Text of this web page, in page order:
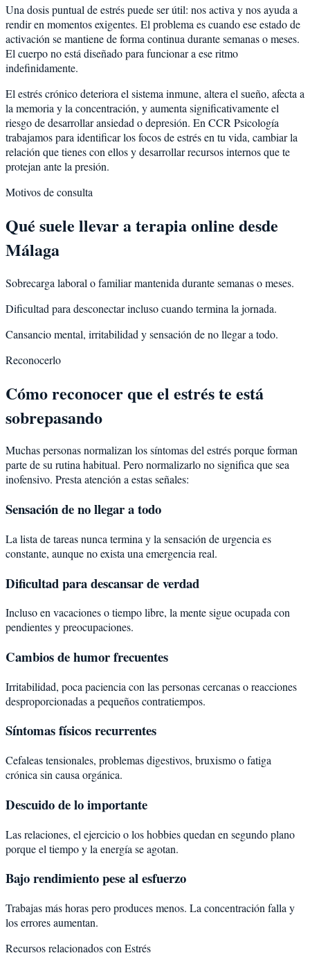
Una dosis puntual de estrés puede ser útil: nos activa y nos ayuda a
rendir en momentos exigentes. El problema es cuando ese estado de
activación se mantiene de forma continua durante semanas o meses.
El cuerpo no está diseñado para funcionar a ese ritmo
indefinidamente.
El estrés crónico deteriora el sistema inmune, altera el sueño, afecta a
la memoria y la concentración, y aumenta significativamente el
riesgo de desarrollar ansiedad o depresión. En CCR Psicología
trabajamos para identificar los focos de estrés en tu vida, cambiar la
relación que tienes con ellos y desarrollar recursos internos que te
protejan ante la presión.
Motivos de consulta
Qué suele llevar a terapia online desde
Málaga
Sobrecarga laboral o familiar mantenida durante semanas o meses.
Dificultad para desconectar incluso cuando termina la jornada.
Cansancio mental, irritabilidad y sensación de no llegar a todo.
Reconocerlo
Cómo reconocer que el estrés te está
sobrepasando
Muchas personas normalizan los síntomas del estrés porque forman
parte de su rutina habitual. Pero normalizarlo no significa que sea
inofensivo. Presta atención a estas señales:
Sensación de no llegar a todo
La lista de tareas nunca termina y la sensación de urgencia es
constante, aunque no exista una emergencia real.
Dificultad para descansar de verdad
Incluso en vacaciones o tiempo libre, la mente sigue ocupada con
pendientes y preocupaciones.
Cambios de humor frecuentes
Irritabilidad, poca paciencia con las personas cercanas o reacciones
desproporcionadas a pequeños contratiempos.
Síntomas físicos recurrentes
Cefaleas tensionales, problemas digestivos, bruxismo o fatiga
crónica sin causa orgánica.
Descuido de lo importante
Las relaciones, el ejercicio o los hobbies quedan en segundo plano
porque el tiempo y la energía se agotan.
Bajo rendimiento pese al esfuerzo
Trabajas más horas pero produces menos. La concentración falla y
los errores aumentan.
Recursos relacionados con Estrés